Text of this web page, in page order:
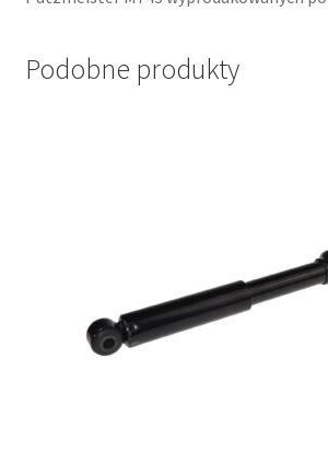
Podobne produkty